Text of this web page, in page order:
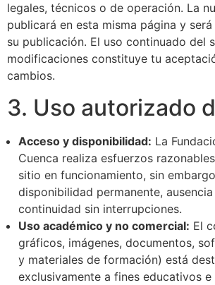
legales, técnicos o de operación. La
publicará en esta misma página y
su publicación. El uso continuado del
modificaciones constituye tu
cambios.
3. Uso autorizado
Acceso y disponibilidad: La
Cuenca realiza esfuerzos
sitio en funcionamiento, sin
disponibilidad permanente,
continuidad sin interrupciones.
Uso académico y no comercial: El
gráficos, imágenes, documentos,
y materiales de formación) está
exclusivamente a fines educativos